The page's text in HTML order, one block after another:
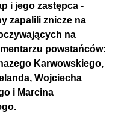
i jego zastępca -
zapalili znicze na
na
powstańców:
Karwowskiego,
Wojciecha
i Marcina